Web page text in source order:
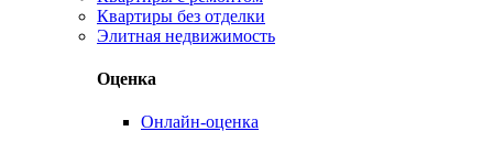
Квартиры без отделки
Элитная недвижимость
Оценка
Онлайн-оценка